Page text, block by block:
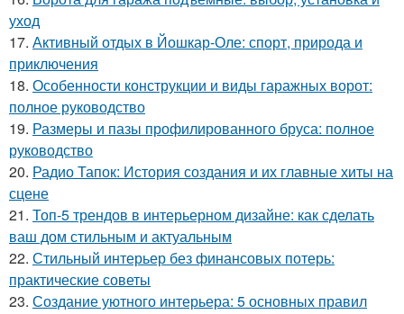
уход
17. Активный отдых в Йошкар-Оле: спорт, природа и
приключения
18. Особенности конструкции и виды гаражных ворот:
полное руководство
19. Размеры и пазы профилированного бруса: полное
руководство
20. Радио Тапок: История создания и их главные хиты на
сцене
21. Топ-5 трендов в интерьерном дизайне: как сделать
ваш дом стильным и актуальным
22. Стильный интерьер без финансовых потерь:
практические советы
23. Создание уютного интерьера: 5 основных правил